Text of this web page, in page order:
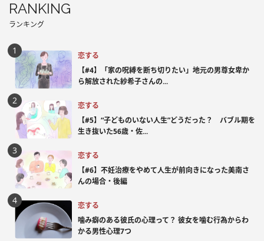
RANKING
ランキング
恋する
【#4】「家の呪縛を断ち切りたい」地元の男尊女卑か
ら解放された紗希子さんの...
恋する
【#5】“子どものいない人生”どうだった？ バブル期を
生き抜いた56歳・佐...
恋する
【#6】不妊治療をやめて人生が前向きになった美南さ
んの場合・後編
恋する
噛み癖のある彼氏の心理って？ 彼女を噛む行為からわ
かる男性心理7つ